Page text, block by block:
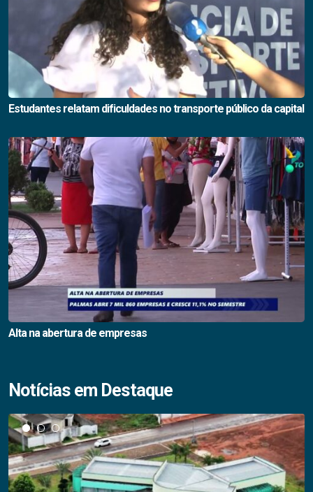
Estudantes relatam dificuldades no transporte público da capital
Alta na abertura de empresas
Notícias em Destaque